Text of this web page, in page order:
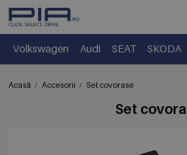
Volkswagen Audi SEAT SKODA
Acasă Accesorii Set covorase
Set